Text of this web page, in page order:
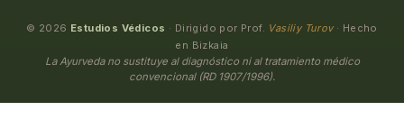
© 2026 Estudios Védicos · Dirigido por Prof. Vasiliy Turov· Hecho
en Bizkaia
La Ayurveda no sustituye al diagnóstico ni al tratamiento médico
convencional (RD 1907/1996).